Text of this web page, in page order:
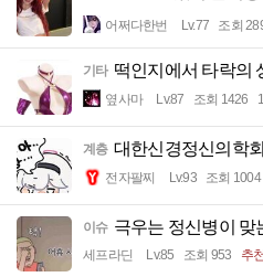
어쩌다한번 Lv.77 조회
기타 떡인지에서 타락의
옆사마 Lv.87 조회 1426
계층 대한신경정신의학
전자팔찌 Lv.93 조회 1004
이슈 극우는 정신병이 맞
세프라딘 Lv.85 조회 953 추